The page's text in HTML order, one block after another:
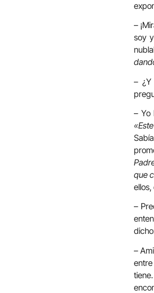
–
soy
– ¿Y
– Yo
que
–
–